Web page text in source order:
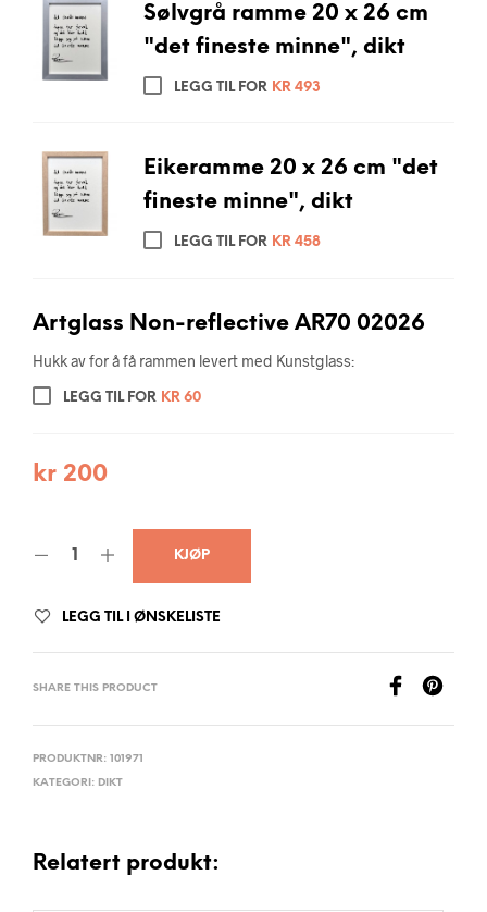
Sølvgrå ramme 20 x 26 cm
"det fineste minne", dikt
LEGG TIL FOR KR 493
Eikeramme 20 x 26 cm "det
fineste minne", dikt
LEGG TIL FOR KR458
Artglass Non-reflective AR70 02026
Hukk av for å få rammen levert med Kunstglass:
LEGG TIL FOR KR 60
kr 200
KJØP
LEGG TIL I ØNSKELISTE
SHARE THIS PRODUCT
PRODUKTNR: 101971
KATEGORI: DIKT
Relatert produkt: